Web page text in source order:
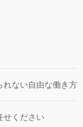
れない自由な働き方
せください